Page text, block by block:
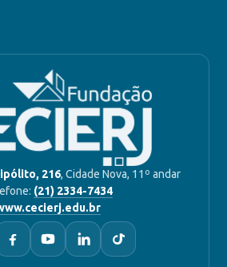
216, Cidade Nova, 11º andar
(21) 2334-7434